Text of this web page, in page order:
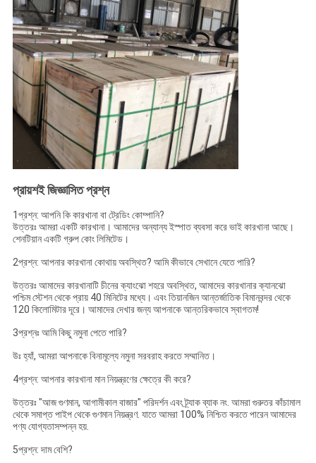
প্রায়শই জিজ্ঞাসিত প্রশ্ন
1প্রশ্ন: আপনি কি কারখানা বা ট্রেডিং কোম্পানি?
উত্তরঃ আমরা একটি কারখানা। আমাদের অন্যান্য ইস্পাত ব্যবসা করে ভাই কারখানা আছে।
শেনটিয়ান একটি গ্রুপ কোং লিমিটেড।
2প্রশ্ন: আপনার কারখানা কোথায় অবস্থিত? আমি কীভাবে সেখানে যেতে পারি?
উত্তরঃ আমাদের কারখানাটি চীনের ক্যাংঝো শহরে অবস্থিত, আমাদের কারখানার ক্যানঝো
পশ্চিম স্টেশন থেকে প্রায় 40 মিনিটের মধ্যে। এবং তিয়ানজিন আন্তর্জাতিক বিমানবন্দর থেকে
120 কিলোমিটার দূরে। আমাদের দেখার জন্য আপনাকে আন্তরিকভাবে স্বাগতম!
3প্রশ্নঃ আমি কিছু নমুনা পেতে পারি?
উঃ হ্যাঁ, আমরা আপনাকে বিনামূল্যে নমুনা সরবরাহ করতে সম্মানিত।
4প্রশ্ন: আপনার কারখানা মান নিয়ন্ত্রণের ক্ষেত্রে কী করে?
উত্তরঃ "আজ গুণমান, আগামীকাল বাজার" পরিদর্শন এবং ট্র্যাক ব্যাক নং. আমরা গুরুতর কাঁচামাল
থেকে সমাপ্ত পাইপ থেকে গুণমান নিয়ন্ত্রণ. যাতে আমরা 100% নিশ্চিত করতে পারেন আমাদের
পণ্য যোগ্যতাসম্পন্ন হয়.
5প্রশ্ন: দাম বেশি?